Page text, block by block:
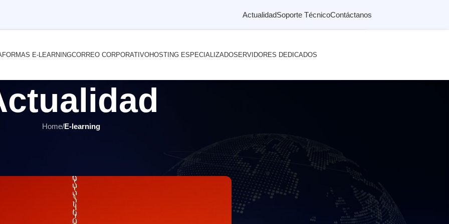
ActualidadSoporte TécnicoContáctanos
E-LEARNINGCORREO CORPORATIVOHOSTING ESPECIALIZADOSERVIDORES DEDICADOS
Home/E-learning
debates en aulas virtuales Moodle
el 17 marzo, 2021